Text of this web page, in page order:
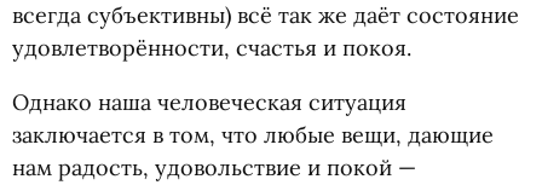
всегда субъективны) всё так же даёт состояние
удовлетворённости, счастья и покоя.
Однако наша человеческая ситуация
заключается в том, что любые вещи, дающие
нам радость, удовольствие и покой —